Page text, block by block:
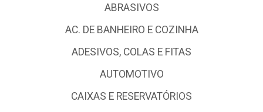
ABRASIVOS
AC. DE BANHEIRO E COZINHA
ADESIVOS, COLAS E FITAS
AUTOMOTIVO
CAIXAS E RESERVATÓRIOS